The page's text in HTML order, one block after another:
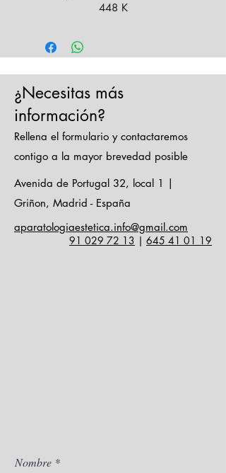
448 K
PRECIO
2900 + IVA
Financiamiento de la siguiente
Entrada 1754,50 + 12 PAGARES
VENCIMIENTO MENSUALES DE
160,83
¿Necesitas más
información?
Rellena el formulario y contactaremos
contigo a la mayor brevedad posible
Avenida de Portugal 32, local 1 |
Griñon, Madrid - España
aparatologiaestetica.info@gmail.com
91 029 72 13 | 645 41 01 19
Nombre